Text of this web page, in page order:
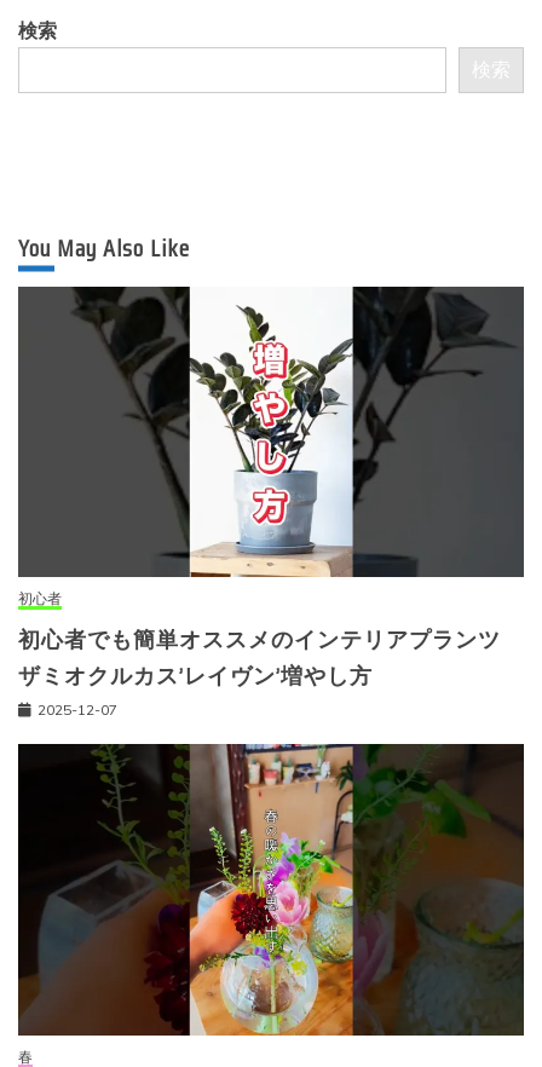
検索
検索
You May Also Like
初心者
初心者でも簡単オススメのインテリアプランツ
ザミオクルカス’レイヴン’増やし方
2025-12-07
春